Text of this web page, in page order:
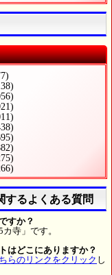
するよくある質問
すか？
寺」です。
はどこにありますか？
らのリンクをクリック し